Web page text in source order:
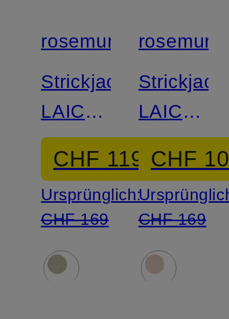
rosemunde
Strickjacke
LAICA
mit
Cashmere
CHF 119
Ursprünglich:
CHF 169
LAICA
mit
CHF
CHF 169